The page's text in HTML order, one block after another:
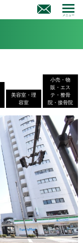
メニュー
美容室・理
容室
小売・物
販・エス
テ・整骨
院・接骨院